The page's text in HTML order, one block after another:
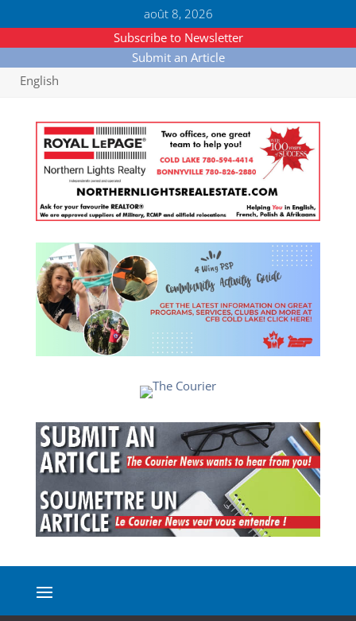
août 8, 2026
Subscribe to Newsletter
Submit an Article
English